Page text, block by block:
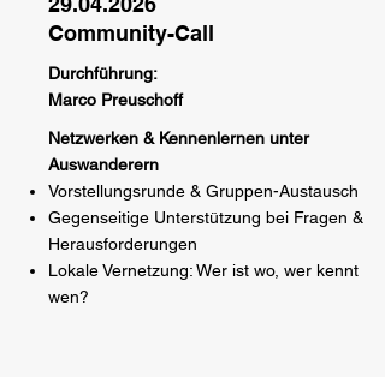
Community-Call
Durchführung:
Marco Preuschoff
Netzwerken & Kennenlernen unter
Auswanderern
Vorstellungsrunde & Gruppen-Austausch
Gegenseitige Unterstützung bei Fragen &
Herausforderungen
Lokale Vernetzung: Wer ist wo, wer kennt
wen?